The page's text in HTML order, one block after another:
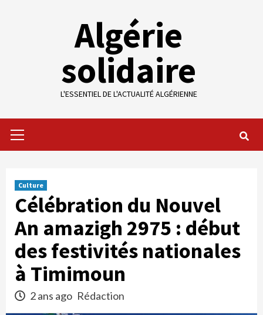
Algérie
solidaire
L'ESSENTIEL DE L'ACTUALITÉ ALGÉRIENNE
Menu
Culture
Célébration du Nouvel
An amazigh 2975 : début
des festivités nationales
à Timimoun
2 ans ago Rédaction